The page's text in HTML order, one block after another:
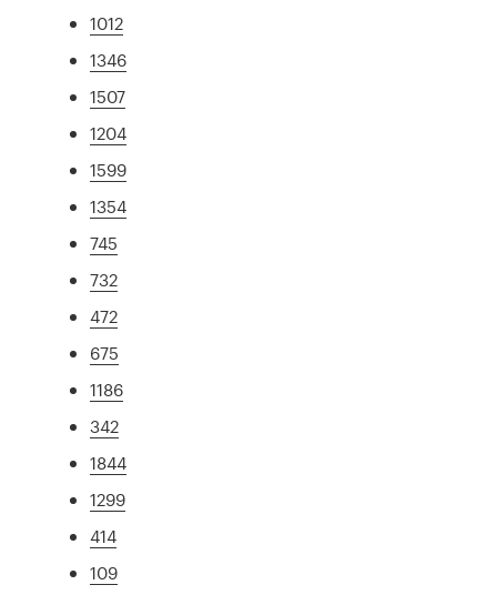
1012
1346
1507
1204
1599
1354
745
732
472
675
1186
342
1844
1299
414
109